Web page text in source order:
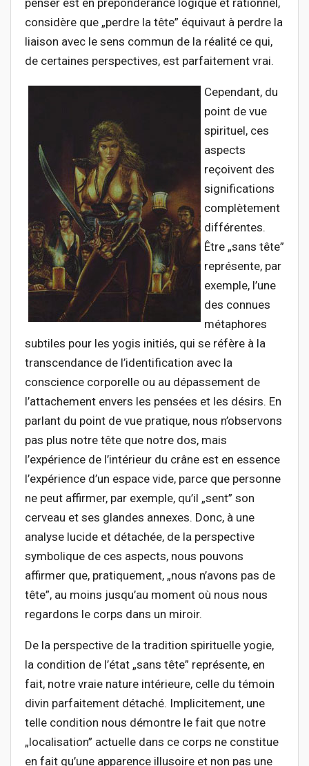
penser est en prépondérance logique et rationnel,
considère que „perdre la tête” équivaut à perdre la
liaison avec le sens commun de la réalité ce qui,
de certaines perspectives, est parfaitement vrai.
Cependant, du
point de vue
spirituel, ces
aspects
reçoivent des
significations
complètement
différentes.
Être „sans tête”
représente, par
exemple, l’une
des connues
métaphores
subtiles pour les yogis initiés, qui se réfère à la
transcendance de l’identification avec la
conscience corporelle ou au dépassement de
l’attachement envers les pensées et les désirs. En
parlant du point de vue pratique, nous n’observons
pas plus notre tête que notre dos, mais
l’expérience de l’intérieur du crâne est en essence
l’expérience d’un espace vide, parce que personne
ne peut affirmer, par exemple, qu’il „sent” son
cerveau et ses glandes annexes. Donc, à une
analyse lucide et détachée, de la perspective
symbolique de ces aspects, nous pouvons
affirmer que, pratiquement, „nous n’avons pas de
tête”, au moins jusqu’au moment où nous nous
regardons le corps dans un miroir.
De la perspective de la tradition spirituelle yogie,
la condition de l’état „sans tête” représente, en
fait, notre vraie nature intérieure, celle du témoin
divin parfaitement détaché. Implicitement, une
telle condition nous démontre le fait que notre
„localisation” actuelle dans ce corps ne constitue
en fait qu’une apparence illusoire et non pas une